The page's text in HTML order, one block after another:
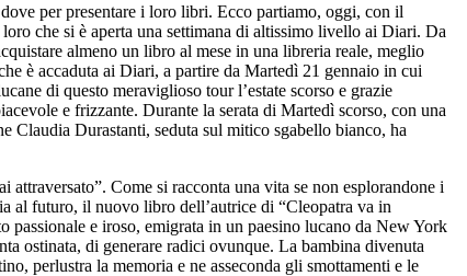
per presentare i loro libri. Ecco partiamo, oggi, con il
loro che si è aperta una settimana di altissimo livello ai Diari. Da
almeno un libro al mese in una libreria reale, meglio
è accaduta ai Diari, a partire da Martedì 21 gennaio in cui
di questo meraviglioso tour l’estate scorso e grazie
e frizzante. Durante la serata di Martedì scorso, con una
Claudia Durastanti, seduta sul mitico sgabello bianco, ha
Come si racconta una vita se non esplorandone i
al futuro, il nuovo libro dell’autrice di “Cleopatra va in
e iroso, emigrata in un paesino lucano da New York
ostinata, di generare radici ovunque. La bambina divenuta
perlustra la memoria e ne asseconda gli smottamenti e le